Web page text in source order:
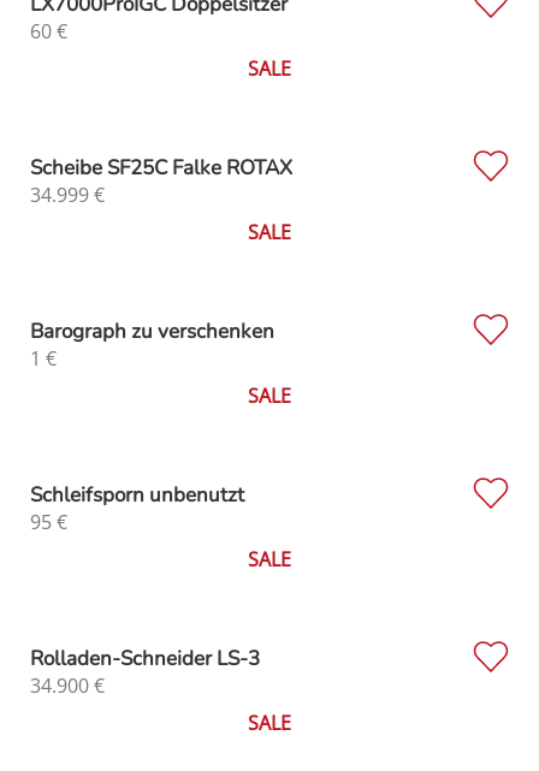
60€
SALE
Scheibe SF25C Falke ROTAX
34.999€
SALE
Barograph zu verschenken
1 €
SALE
Schleifsporn unbenutzt
95€
SALE
Rolladen-Schneider LS-3
34.900€
SALE